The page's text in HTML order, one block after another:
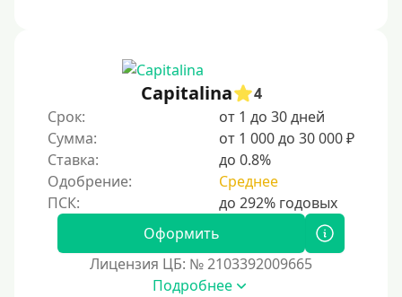
Для граждан других стран, проживающих в
Для иностранных граждан, проживающих в
Кыргызстане
Для граждан Таджикистана, находящихся за рубежом
Для граждан Беларуси, приезжающих из-за рубежа
Для иностранцев, проживающих в Армении
Для граждан Узбекистана, проживающих за рубежом
Для граждан СНГ
Capitalina
4
Срок:
от 1 до 30 дней
Сумма:
от 1 000 до 30 000 ₽
Ставка:
до 0.8%
Одобрение:
Среднее
Оформить
Лицензия ЦБ: № 2103392009665
Подробнее